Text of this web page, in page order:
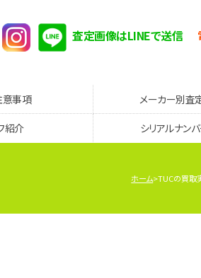
査定画像はLINEで送信
意事項 メーカー別査
紹介 シリアルナン
ホーム TUCの買取